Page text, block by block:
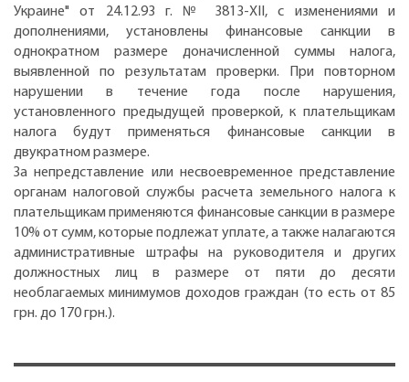
Украине" от 24.12.93 г. № 3813-XII, с изменениями и
дополнениями, установлены финансовые санкции в
однократном размере доначисленной суммы налога,
выявленной по результатам проверки. При повторном
нарушении в течение года после нарушения,
установленного предыдущей проверкой, к плательщикам
налога будут применяться финансовые санкции в
двукратном размере.
За непредставление или несвоевременное представление
органам налоговой службы расчета земельного налога к
плательщикам применяются финансовые санкции в размере
10% от сумм, которые подлежат уплате, а также налагаются
административные штрафы на руководителя и других
должностных лиц в размере от пяти до десяти
необлагаемых минимумов доходов граждан (то есть от 85
грн. до 170 грн.).